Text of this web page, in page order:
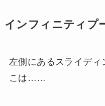
インフィニティプ
左側にあるスライディ
こは……